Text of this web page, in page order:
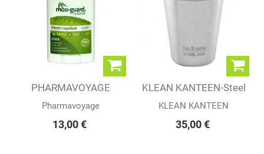
PHARMAVOYAGE
MOSIGUARD SPRAY
75ML
Pharmavoyage
13,00 €
KLEAN KANTEEN-Steel
Cup 10oz - 4...
KLEAN KANTEEN
35,00 €